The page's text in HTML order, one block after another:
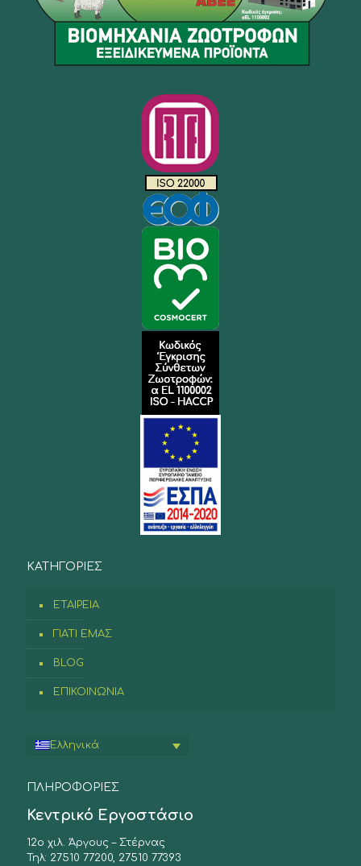
ΚΑΤΗΓΟΡΙΕΣ
ΕΤΑΙΡΕΙΑ
ΓΙΑΤΙ ΕΜΑΣ
BLOG
ΕΠΙΚΟΙΝΩΝΙΑ
Ελληνικά
ΠΛΗΡΟΦΟΡΙΕΣ
Κεντρικό Εργοστάσιο
12ο χιλ. Άργους – Στέρνας
Τηλ: 27510 77200, 27510 77393